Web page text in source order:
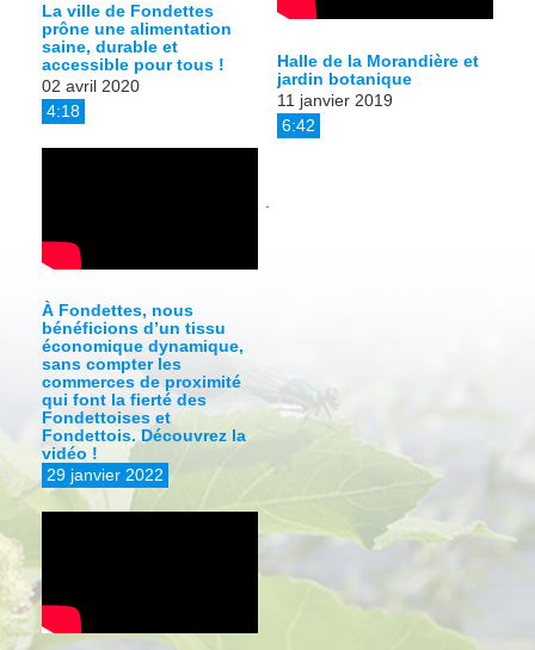
La ville de Fondettes
prône une alimentation
saine, durable et
accessible pour tous !
02 avril 2020
4:18
À Fondettes, nous
bénéficions d’un tissu
économique dynamique,
sans compter les
commerces de proximité
qui font la fierté des
Fondettoises et
Fondettois. Découvrez la
vidéo !
29 janvier 2022
Halle de la Morandière et
jardin botanique
11 janvier 2019
6:42